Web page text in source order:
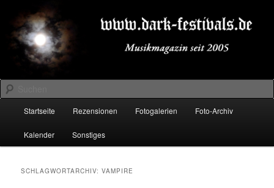
primären
Inhalt
springen
sekundären
Inhalt
springenDARK-FESTIVALS.DE
Suchen
Startseite Rezensionen Fotogalerien Foto-Archiv
Kalender Sonstiges
SCHLAGWORTARCHIV:VAMPIRE